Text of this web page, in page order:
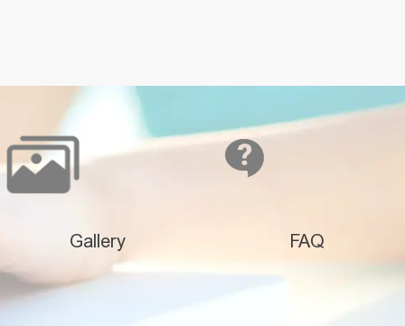
Gallery FAQ